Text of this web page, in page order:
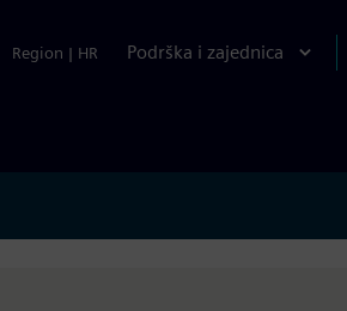
Region | HR Podrška i zajednica